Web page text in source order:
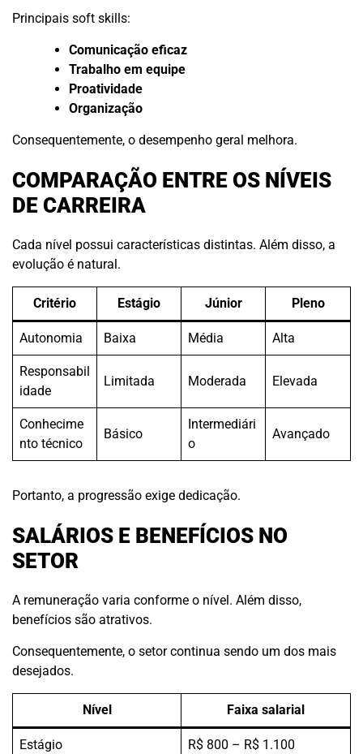
Principais soft skills:
Comunicação eficaz
Trabalho em equipe
Proatividade
Organização
Consequentemente, o desempenho geral melhora.
COMPARAÇÃO ENTRE OS NÍVEIS
DE CARREIRA
Cada nível possui características distintas. Além disso, a
evolução é natural.
Critério Estágio Júnior Pleno
Autonomia Baixa Média Alta
Responsabil
idade
Limitada Moderada Elevada
Conhecime
nto técnico
Básico
Intermediári
o
Avançado
Portanto, a progressão exige dedicação.
SALÁRIOS E BENEFÍCIOS NO
SETOR
A remuneração varia conforme o nível. Além disso,
benefícios são atrativos.
Consequentemente, o setor continua sendo um dos mais
desejados.
Nível Faixa salarial
Estágio R$ 800 – R$ 1.100